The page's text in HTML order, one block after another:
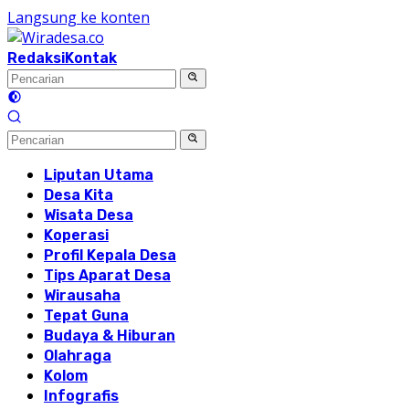
Langsung ke konten
RedaksiKontak
Liputan Utama
Desa Kita
Wisata Desa
Koperasi
Profil Kepala Desa
Tips Aparat Desa
Wirausaha
Tepat Guna
Budaya & Hiburan
Olahraga
Kolom
Infografis